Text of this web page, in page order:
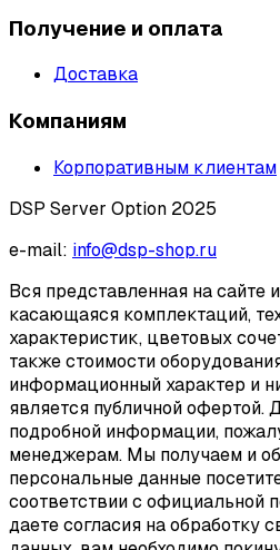
Получение и оплата
Доставка
Компаниям
Корпоративным клиентам
DSP Server Option 2025
e-mail: info@dsp-shop.ru
Вся представленная на сайте
касающаяся комплектаций,
характеристик, цветовых
также стоимости
информационный характер и
является публичной офертой.
подробной информации,
менеджерам. Мы получаем и
персональные данные
соответствии с официальной
даете согласия на обработку